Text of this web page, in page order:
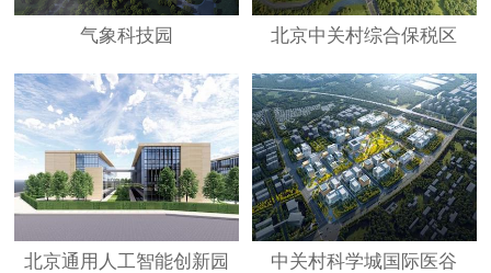
气象科技园 北京中关村综合保税区
北京通用人工智能创新园 中关村科学城国际医谷